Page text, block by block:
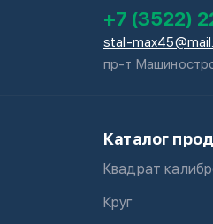
+7 (3522)
stal-
пр-т
Каталог
Квадрат
Круг